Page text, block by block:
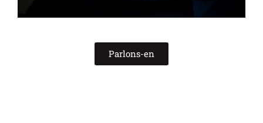
Parlons-en